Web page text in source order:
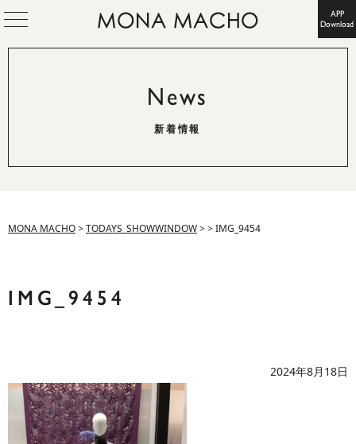
APP
Download
News
新着情報
MONA MACHO>TODAYS_SHOWWINDOW>>IMG_9454
IMG_9454
2024年8月18日